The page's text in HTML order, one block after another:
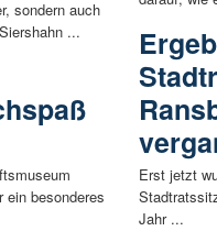
sondern auch
...
ein besonderes
Erst jetzt
Jahr ...